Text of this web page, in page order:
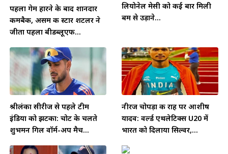
पहला गेम हारने के बाद शानदार
कमबैक, असम की स्टार शटलर ने
जीता पहला बीडब्लूएफ...
लियोनेल मेसी को कई बार मिली
बम से उड़ाने...
श्रीलंका सीरीज से पहले टीम
इंडिया को झटका: चोट के चलते
शुभमन गिल वॉर्म-अप मैच...
नीरज चोपड़ा की राह पर आशीष
यादव: वर्ल्ड एथलेटिक्स U20 में
भारत को दिलाया सिल्वर,...